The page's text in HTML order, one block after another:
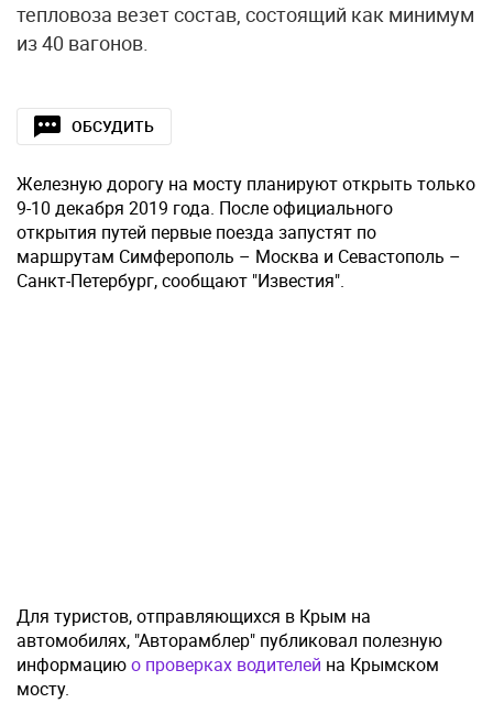
тепловоза везет состав, состоящий как минимум
из 40 вагонов.
ОБСУДИТЬ
Железную дорогу на мосту планируют открыть только
9-10 декабря 2019 года. После официального
открытия путей первые поезда запустят по
маршрутам Симферополь – Москва и Севастополь –
Санкт-Петербург, сообщают "Известия".
Для туристов, отправляющихся в Крым на
автомобилях, "Авторамблер" публиковал полезную
информациюо проверках водителей на Крымском
мосту.